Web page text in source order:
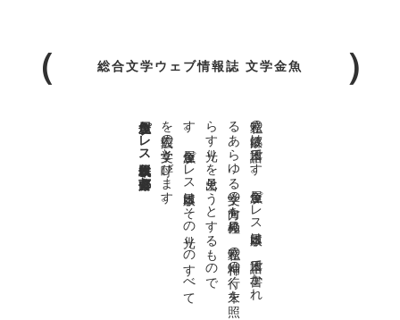
総合文学ウェブ情報誌 文学金魚
私達の
故郷は
日本語で
す
。
金魚屋プ
レ
ス
日本版は
、
日本語で
書か
れ
る
あ
ら
ゆ
る
文学の
方向を
見極め
、
私達の
精神の
行く
末を
照
ら
す
光り
を
見出そ
う
と
す
る
も
の
で
す
。
金魚屋プ
レ
ス
日本版は
そ
の
光り
の
す
べ
て
を
広義の
文学と
呼び
ま
す
。
金魚屋プレス日本版代表 齋藤都